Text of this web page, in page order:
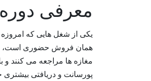
معرفی دوره
یکی از شغل هایی که
همان فروش حضوری است،
مغازه ها مراجعه می کنند
پورسانت و دریافتی بیشتری